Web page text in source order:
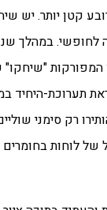
קטן יותר. יש
"שיחקו"
רק סימני
לוחות בחומרים